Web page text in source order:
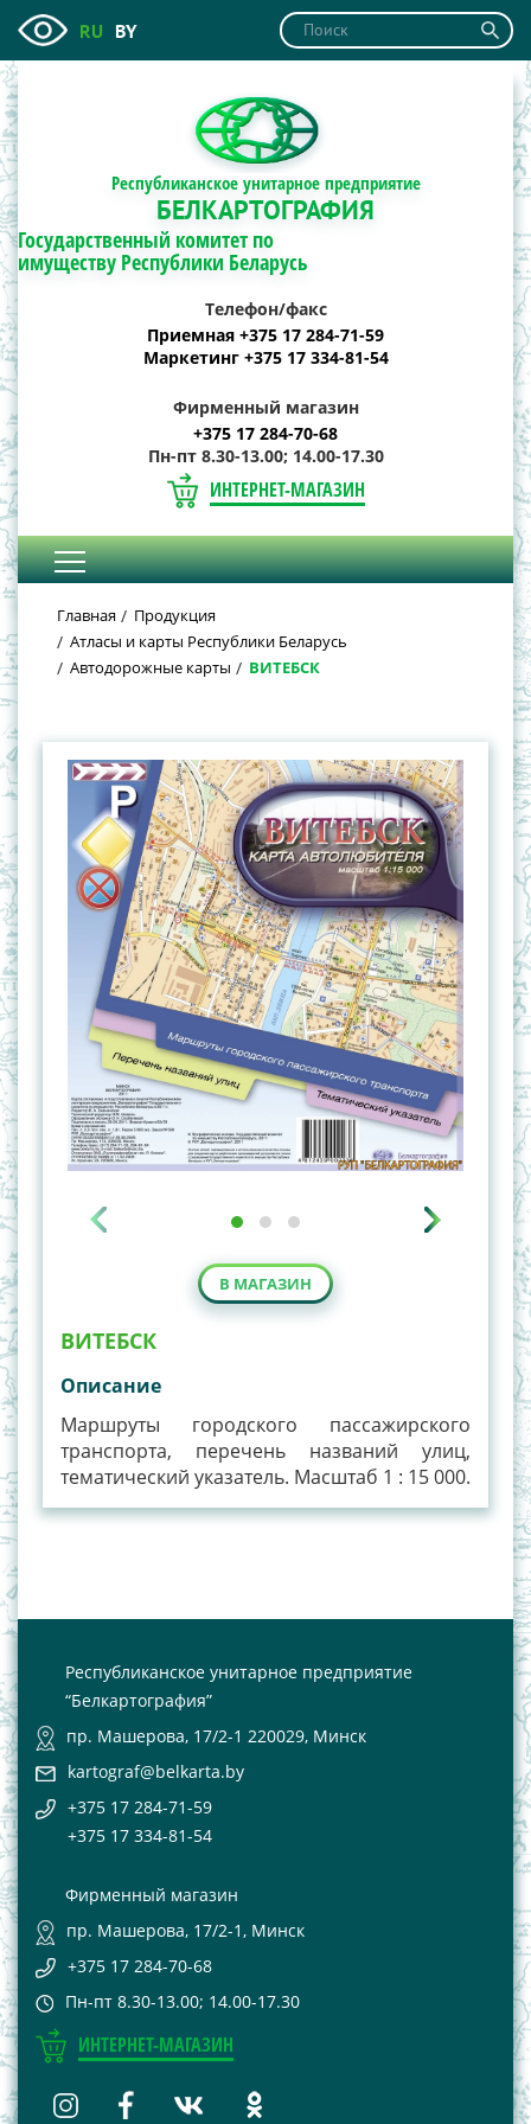
RU BY
Республиканское унитарное предприятие
БЕЛКАРТОГРАФИЯ
Государственный комитет по
имуществу Республики Беларусь
Телефон/факс
Приемная +375 17 284-71-59
Маркетинг +375 17 334-81-54
Фирменный магазин
+375 17 284-70-68
Пн-пт 8.30-13.00; 14.00-17.30
ИНТЕРНЕТ-МАГАЗИН
Главная
Продукция
Атласы и карты Республики Беларусь
Автодорожные карты
ВИТЕБСК
В МАГАЗИН
ВИТЕБСК
Описание
Маршруты городского пассажирского
транспорта, перечень названий улиц,
тематический указатель. Масштаб 1 : 15 000.
Республиканское унитарное предприятие
“Белкартография”
пр. Машерова, 17/2-1 220029, Минск
kartograf@belkarta.by
+375 17 284-71-59
+375 17 334-81-54
Фирменный магазин
пр. Машерова, 17/2-1, Минск
+375 17 284-70-68
Пн-пт 8.30-13.00; 14.00-17.30
ИНТЕРНЕТ-МАГАЗИН